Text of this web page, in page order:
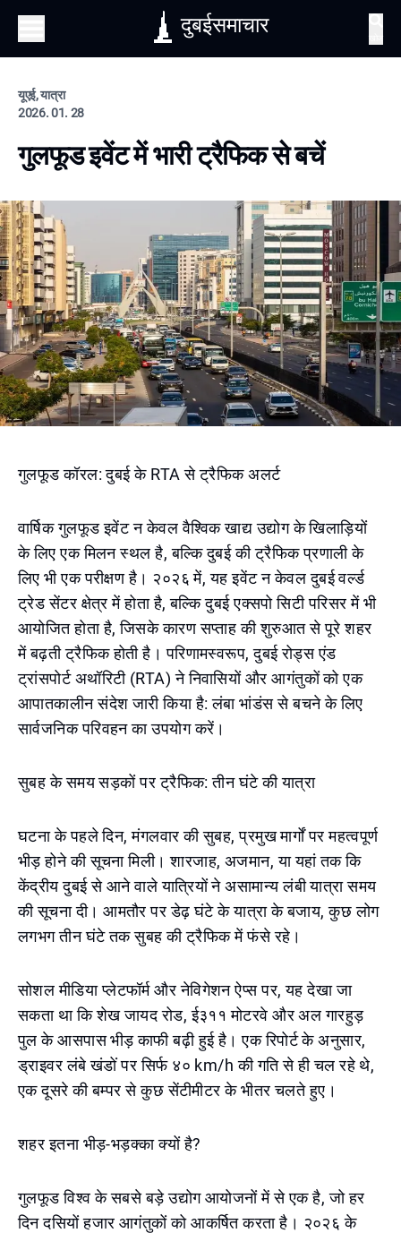
दुबईसमाचार
यूएई, यात्रा
2026. 01. 28
गुलफूड इवेंट में भारी ट्रैफिक से बचें
गुलफूड कॉरल: दुबई के RTA से ट्रैफिक अलर्ट
वार्षिक गुलफूड इवेंट न केवल वैश्विक खाद्य उद्योग के खिलाड़ियों
के लिए एक मिलन स्थल है, बल्कि दुबई की ट्रैफिक प्रणाली के
लिए भी एक परीक्षण है। २०२६ में, यह इवेंट न केवल दुबई वर्ल्ड
ट्रेड सेंटर क्षेत्र में होता है, बल्कि दुबई एक्सपो सिटी परिसर में भी
आयोजित होता है, जिसके कारण सप्ताह की शुरुआत से पूरे शहर
में बढ़ती ट्रैफिक होती है। परिणामस्वरूप, दुबई रोड्स एंड
ट्रांसपोर्ट अथॉरिटी (RTA) ने निवासियों और आगंतुकों को एक
आपातकालीन संदेश जारी किया है: लंबा भांडंस से बचने के लिए
सार्वजनिक परिवहन का उपयोग करें।
सुबह के समय सड़कों पर ट्रैफिक: तीन घंटे की यात्रा
घटना के पहले दिन, मंगलवार की सुबह, प्रमुख मार्गों पर महत्वपूर्ण
भीड़ होने की सूचना मिली। शारजाह, अजमान, या यहां तक कि
केंद्रीय दुबई से आने वाले यात्रियों ने असामान्य लंबी यात्रा समय
की सूचना दी। आमतौर पर डेढ़ घंटे के यात्रा के बजाय, कुछ लोग
लगभग तीन घंटे तक सुबह की ट्रैफिक में फंसे रहे।
सोशल मीडिया प्लेटफॉर्म और नेविगेशन ऐप्स पर, यह देखा जा
सकता था कि शेख जायद रोड, ई३११ मोटरवे और अल गारहुड़
पुल के आसपास भीड़ काफी बढ़ी हुई है। एक रिपोर्ट के अनुसार,
ड्राइवर लंबे खंडों पर सिर्फ ४० km/h की गति से ही चल रहे थे,
एक दूसरे की बम्पर से कुछ सेंटीमीटर के भीतर चलते हुए।
शहर इतना भीड़-भड़क्का क्यों है?
गुलफूड विश्व के सबसे बड़े उद्योग आयोजनों में से एक है, जो हर
दिन दसियों हजार आगंतुकों को आकर्षित करता है। २०२६ के